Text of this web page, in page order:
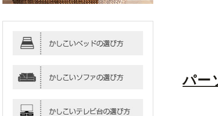
パー